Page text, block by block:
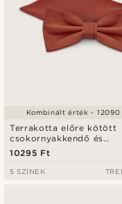
Terrakotta előre kötött
csokornyakkendő és
díszzsebkendő szett
10295 Ft
Kombinált érték - 12090
5 SZÍNEK